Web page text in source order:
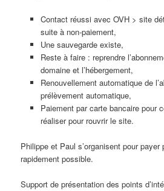
Contact réussi avec OVH > site
suite à non-paiement,
Une sauvegarde existe,
Reste à faire : reprendre
domaine et l’hébergement,
Renouvellement automatique de
prélèvement automatique,
Paiement par carte bancaire pour
réaliser pour rouvrir le site.
Philippe et Paul s’organisent pour payer
rapidement possible.
Support de présentation des points